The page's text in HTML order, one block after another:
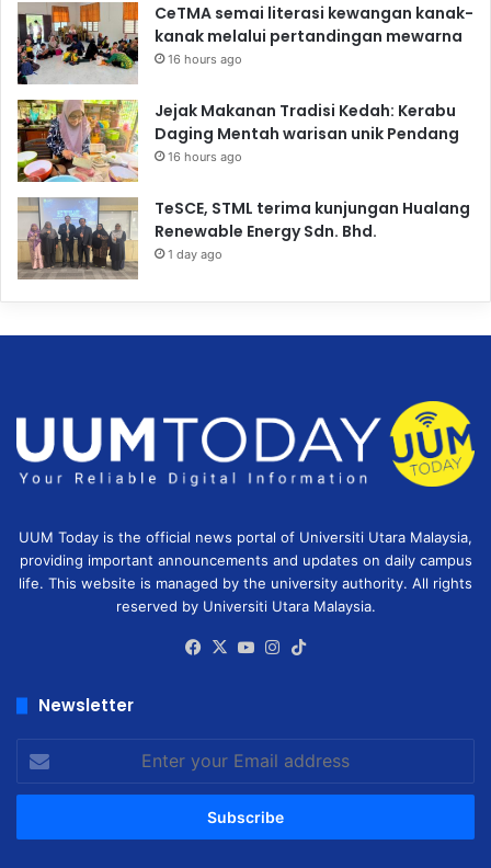
CeTMA semai literasi kewangan kanak-
kanak melalui pertandingan mewarna
16 hours ago
Jejak Makanan Tradisi Kedah: Kerabu
Daging Mentah warisan unik Pendang
16 hours ago
TeSCE, STML terima kunjungan Hualang
Renewable Energy Sdn. Bhd.
1 day ago
UUM Today is the official news portal of Universiti Utara Malaysia,
providing important announcements and updates on daily campus
life. This website is managed by the university authority. All rights
reserved by Universiti Utara Malaysia.
Facebook
X YouTubeInstagram
Newsletter
your
Email